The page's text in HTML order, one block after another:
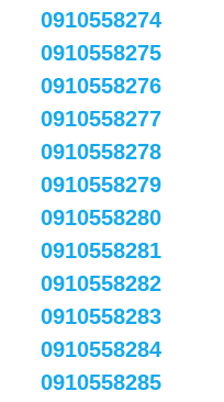
0910558274
0910558275
0910558276
0910558277
0910558278
0910558279
0910558280
0910558281
0910558282
0910558283
0910558284
0910558285